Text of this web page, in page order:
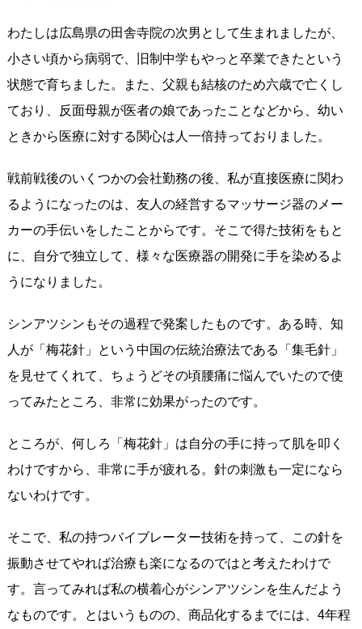
わたしは広島県の田舎寺院の次男として生まれましたが、
小さい頃から病弱で、旧制中学もやっと卒業できたという
状態で育ちました。また、父親も結核のため六歳で亡くし
ており、反面母親が医者の娘であったことなどから、幼い
ときから医療に対する関心は人一倍持っておりました。
戦前戦後のいくつかの会社勤務の後、私が直接医療に関わ
るようになったのは、友人の経営するマッサージ器のメー
カーの手伝いをしたことからです。そこで得た技術をもと
に、自分で独立して、様々な医療器の開発に手を染めるよ
うになりました。
シンアツシンもその過程で発案したものです。ある時、知
人が「梅花針」という中国の伝統治療法である「集毛針」
を見せてくれて、ちょうどその頃腰痛に悩んでいたので使
ってみたところ、非常に効果がったのです。
ところが、何しろ「梅花針」は自分の手に持って肌を叩く
わけですから、非常に手が疲れる。針の刺激も一定になら
ないわけです。
そこで、私の持つバイブレーター技術を持って、この針を
振動させてやれば治療も楽になるのではと考えたわけで
す。言ってみれば私の横着心がシンアツシンを生んだよう
なものです。とはいうものの、商品化するまでには、4年程